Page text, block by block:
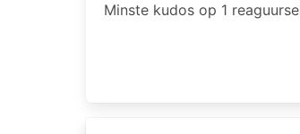
Minste kudos op 1